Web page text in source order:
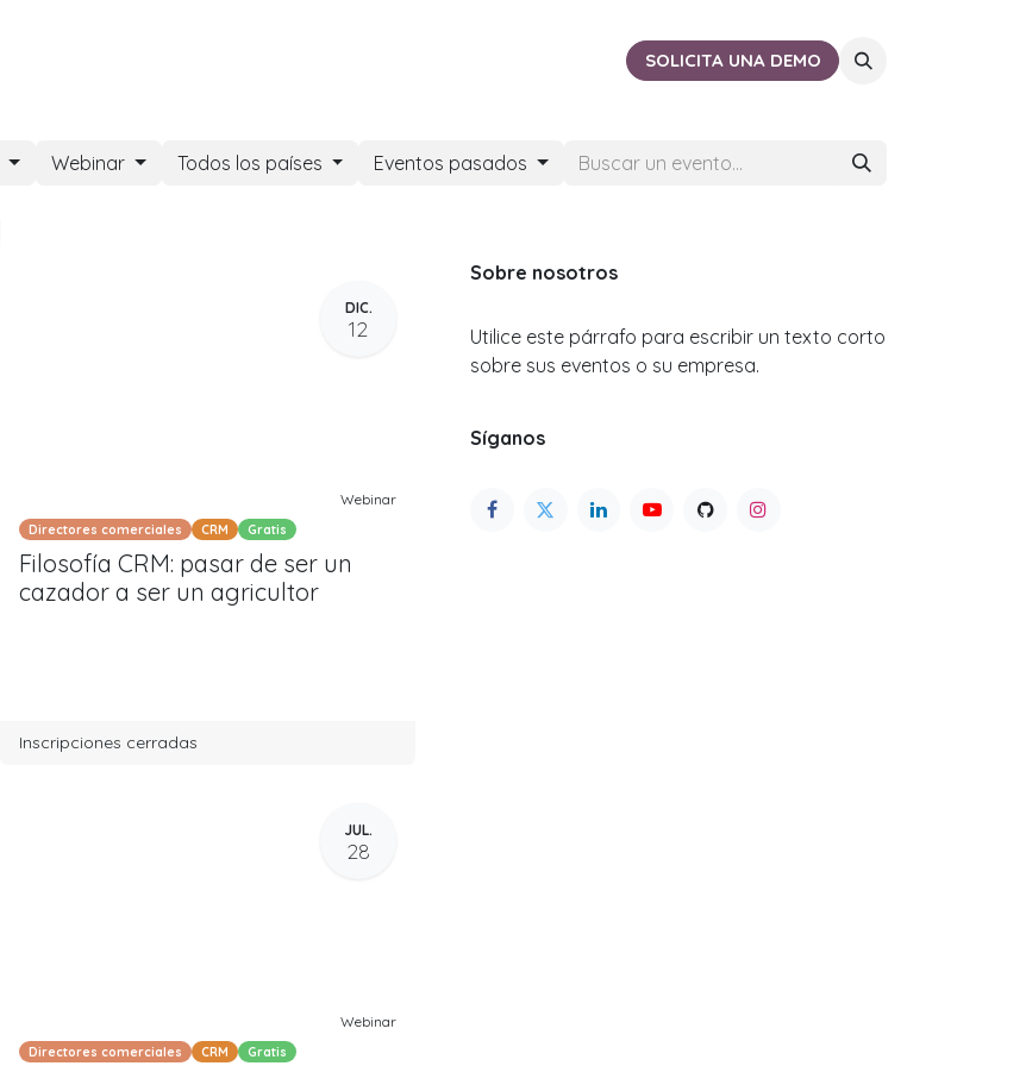
CERCA DE TISOLICITA UNA DEMO
Webinar Todos los países Eventos pasados
DIC.
12
Webinar
Directores comerciales CRM Gratis
Filosofía CRM: pasar de ser un
cazador a ser un agricultor
Inscripciones cerradas
JUL.
28
Webinar
Directores comerciales CRM Gratis
Sobre nosotros
Utilice este párrafo para escribir un texto corto
sobre sus eventos o su empresa.
Síganos